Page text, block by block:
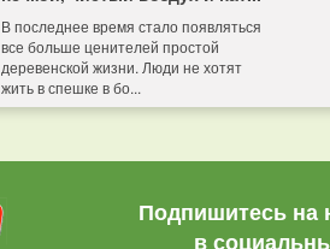
В последнее время стало появляться
все больше ценителей простой
деревенской жизни. Люди не хотят
жить в спешке в бо...
Подпишитесь на
в